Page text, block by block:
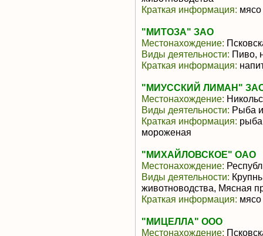
Краткая информация: мясо
"МИТОЗА" ЗАО
Местонахождение:
Виды деятельности: Пиво,
Краткая информация:
"МИУССКИЙ ЛИМАН"
Местонахождение:
Виды деятельности: Рыба
Краткая информация:
мороженая
"МИХАЙЛОВСКОЕ" ОАО
Местонахождение:
Виды деятельности:
животноводства, Мясная
Краткая информация: мясо
"МИЦЕЛЛА" ООО
Местонахождение: